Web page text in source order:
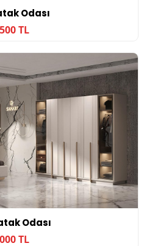
Odası
TL
Odası
TL